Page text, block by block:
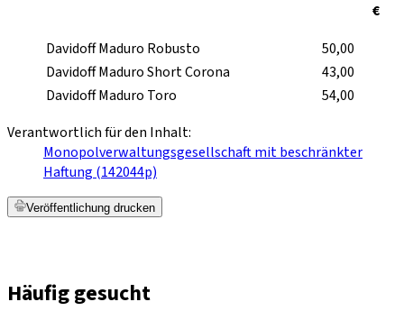
€
Davidoff Maduro Robusto
50,00
Davidoff Maduro Short Corona
43,00
Davidoff Maduro Toro
54,00
Verantwortlich für den Inhalt:
Monopolverwaltungsgesellschaft mit beschränkter
Haftung (142044p)
Veröffentlichung drucken
Häufig gesucht